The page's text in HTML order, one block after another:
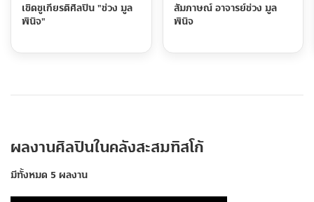
เชิดชูเกียรติศิลปิน "ช่วง มูล
พินิจ"
สัมภาษณ์ อาจารย์ช่วง มูล
พินิจ
ผลงานศิลปินในคลังสะสมทิสโก้
มีทั้งหมด 5 ผลงาน